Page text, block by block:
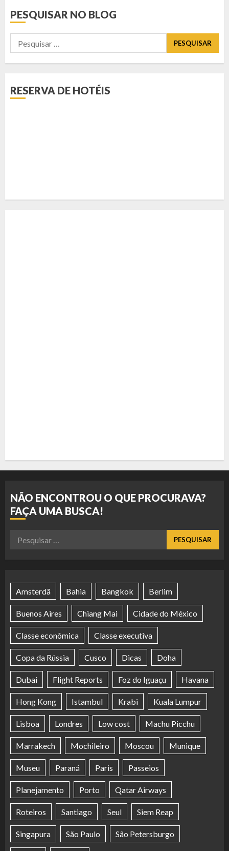
PESQUISAR NO BLOG
Pesquisar
por:
RESERVA DE HOTÉIS
NÃO ENCONTROU O QUE PROCURAVA?
FAÇA UMA BUSCA!
Pesquisar
Amsterdã Bahia Bangkok Berlim
Buenos Aires Chiang Mai Cidade do México
Classe econômica Classe executiva
Copa da Rússia Cusco Dicas Doha
Dubai Flight Reports Foz do Iguaçu Havana
Hong Kong Istambul Krabi Kuala Lumpur
Lisboa Londres Low cost Machu Picchu
Marrakech Mochileiro Moscou Munique
Museu Paraná Paris Passeios
Planejamento Porto Qatar Airways
Roteiros Santiago Seul Siem Reap
Singapura São Paulo São Petersburgo